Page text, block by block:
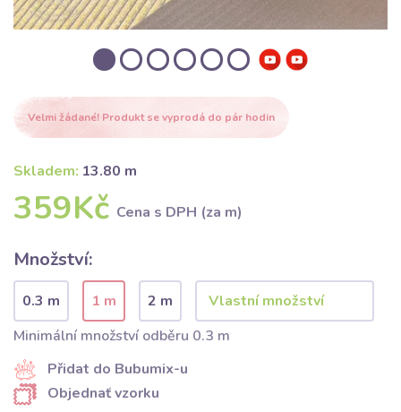
Velmi žádané! Produkt se vyprodá do pár hodin
Skladem: 13.80 m
359Kč Cena s DPH (za m)
Množství:
0.3 m 1 m
2 m
Minimální množství odběru 0.3 m
Přidat do Bubumix-u
Objednať vzorku